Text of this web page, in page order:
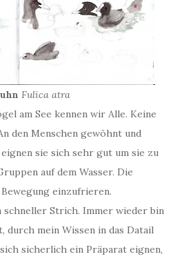
Fulica atra
am See kennen wir Alle. Keine
den Menschen gewöhnt und
sie sich sehr gut um sie zu
auf dem Wasser. Die
einzufrieren.
schneller Strich. Immer wieder bin
durch mein Wissen in das Datail
sicherlich ein Präparat eignen,